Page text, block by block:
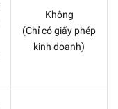
Không
(Chỉ có giấy phép
kinh doanh)